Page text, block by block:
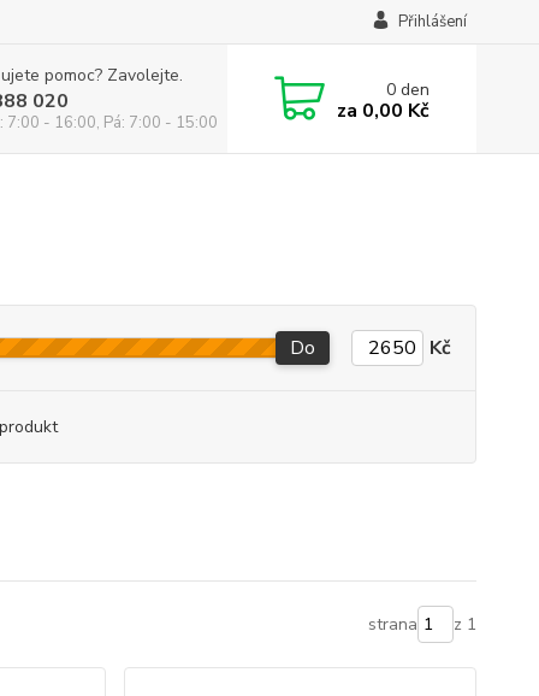
Přihlášení
pomoc? Zavolejte.
020
7:00 - 16:00, Pá: 7:00 - 15:00
0den
za 0,00 Kč
Do Kč
strana z 1